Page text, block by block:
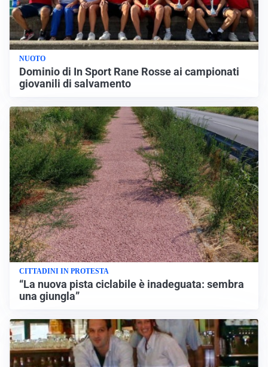
NUOTO
Dominio di In Sport Rane Rosse ai campionati
giovanili di salvamento
CITTADINI IN PROTESTA
“La nuova pista ciclabile è inadeguata: sembra
una giungla”